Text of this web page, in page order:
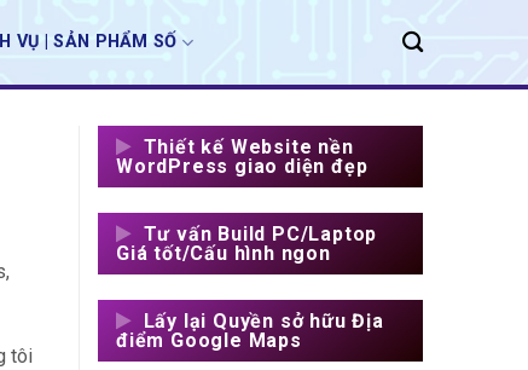
VỤ | SẢN PHẨM SỐ
tôi
Thiết kế Website nền
WordPress giao diện đẹp
Tư vấn Build PC/Laptop
Giá tốt/Cấu hình ngon
Lấy lại Quyền sở hữu Địa
điểm Google Maps